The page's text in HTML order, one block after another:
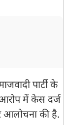
पार्टी के
में केस दर्ज
आलोचना की है.